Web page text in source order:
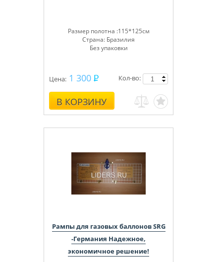
Размер полотна :115*125см
Страна: Бразилия
Без упаковки
Цена: 1 300
В КОРЗИНУ
Кол-во:
Рампы для газовых баллонов SRG
-Германия Надежное,
экономичное решение!